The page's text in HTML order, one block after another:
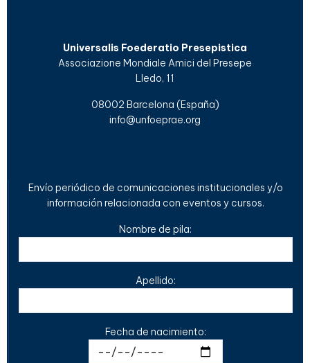
Universalis Foederatio Presepistica
Associazione Mondiale Amici del Presepe
Lledo, 11
08002 Barcelona (España)
info@unfoeprae.org
Envío periódico de comunicaciones institucionales y/o
información relacionada con eventos y cursos.
Nombre de pila:
Apellido:
Fecha de nacimiento: